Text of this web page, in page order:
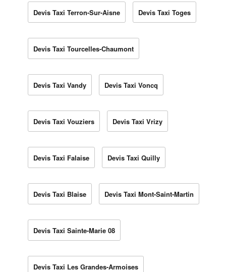
Devis Taxi Terron-Sur-Aisne Devis Taxi Toges
Devis Taxi Tourcelles-Chaumont
Devis Taxi Vandy Devis Taxi Voncq
Devis Taxi Vouziers Devis Taxi Vrizy
Devis Taxi Falaise Devis Taxi Quilly
Devis Taxi Blaise Devis Taxi Mont-Saint-Martin
Devis Taxi Sainte-Marie 08
Devis Taxi Les Grandes-Armoises